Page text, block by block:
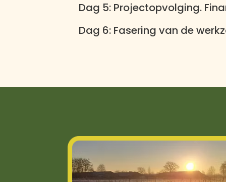
Dag 5: Projectopvolging.
Dag 6: Fasering van de